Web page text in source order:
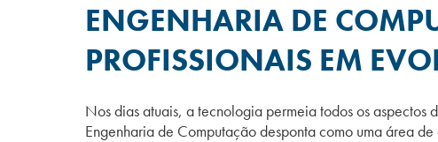
ENGENHARIA DE
PROFISSIONAIS EM
Nos dias atuais, a tecnologia permeia todos os aspectos
Engenharia de Computação desponta como uma área